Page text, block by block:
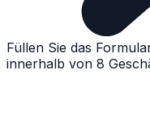
Füllen Sie das
innerhalb von 8